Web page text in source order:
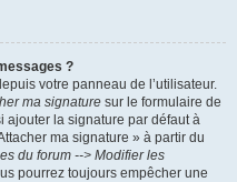
?
votre panneau de l’utilisateur.
ma signature sur le formulaire de
ajouter la signature par défaut à
ma signature » à partir du
du forum --> Modifier les
pourrez toujours empêcher une